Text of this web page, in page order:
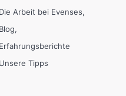
Die Arbeit bei Evenses
Blog
Erfahrungsberichte
Unsere Tipps